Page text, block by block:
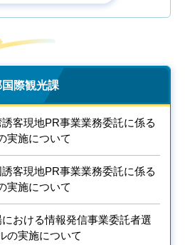
際観光課
客現地PR事業業務委託に係る
実施について
客現地PR事業業務委託に係る
実施について
おける情報発信事業委託者選
の実施について